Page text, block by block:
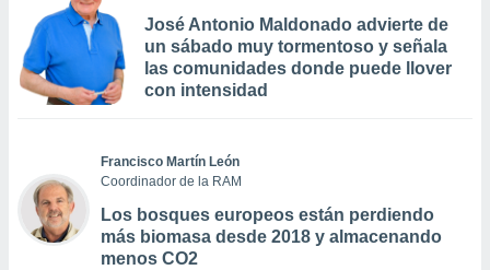
José Antonio Maldonado advierte de
un sábado muy tormentoso y señala
las comunidades donde puede llover
con intensidad
Francisco Martín León
Coordinador de la RAM
Los bosques europeos están perdiendo
más biomasa desde 2018 y almacenando
menos CO2